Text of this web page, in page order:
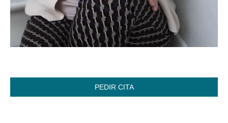
PEDIR CITA